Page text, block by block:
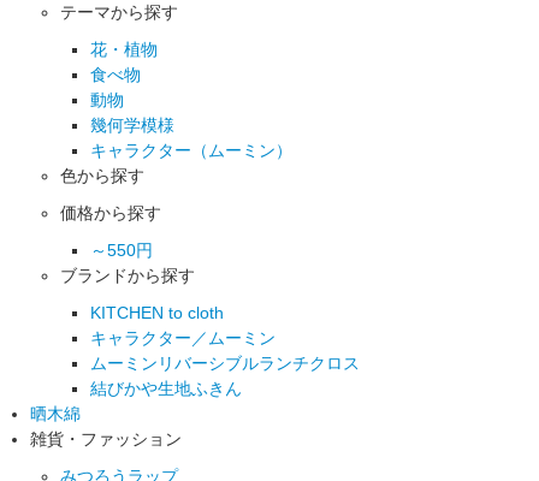
テーマから探す
花・植物
食べ物
動物
幾何学模様
キャラクター（ムーミン）
色から探す
価格から探す
～550円
ブランドから探す
KITCHEN to cloth
キャラクター／ムーミン
ムーミンリバーシブルランチクロス
結びかや生地ふきん
晒木綿
雑貨・ファッション
みつろうラップ